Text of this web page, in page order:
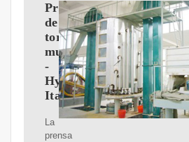
Prensa
de
tornillo
multidisco
-
Hydro
Italia
La
prensa